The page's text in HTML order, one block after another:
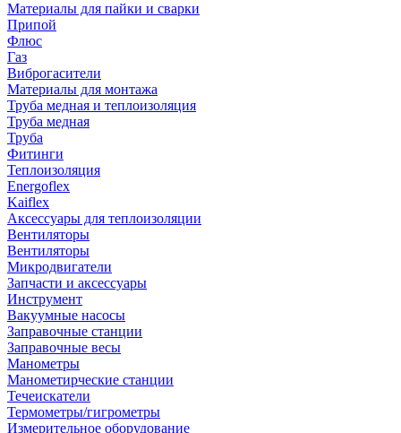
Материалы для пайки и сварки
Припой
Флюс
Газ
Виброгасители
Материалы для монтажа
Труба медная и теплоизоляция
Труба медная
Труба
Фитинги
Теплоизоляция
Energoflex
Kaiflex
Аксессуары для теплоизоляции
Вентиляторы
Вентиляторы
Микродвигатели
Запчасти и аксессуары
Инструмент
Вакуумные насосы
Заправочные станции
Заправочные весы
Манометры
Манометирческие станции
Течеискатели
Термометры/гигрометры
Измерительное оборудование